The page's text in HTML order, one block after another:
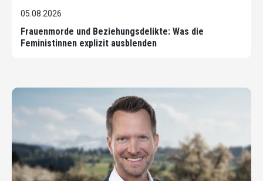
05.08.2026
Frauenmorde und Beziehungsdelikte: Was die
Feministinnen explizit ausblenden